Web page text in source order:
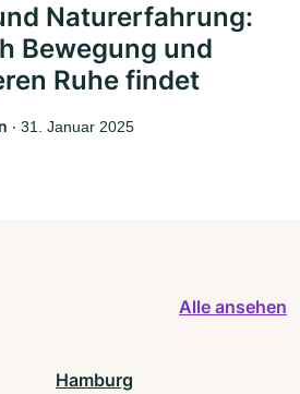
Naturerfahrung:
Bewegung und
Ruhe findet
‧ 31. Januar 2025
Alle ansehen
Hamburg